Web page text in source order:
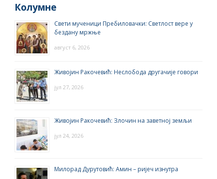
Колумне
Свети мученици Пребиловачки: Светлост вере у
бездану мржње
август 6, 2026
Живојин Ракочевић: Неслобода другачије говори
јул 27, 2026
Живојин Ракочевић: Злочин на заветној земљи
јул 24, 2026
Милорад Дурутовић: Амин – ријеч изнутра